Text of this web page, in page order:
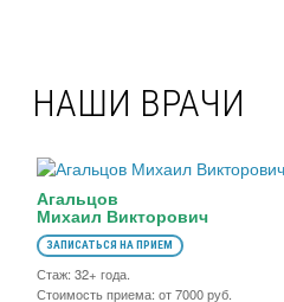
НАШИ ВРАЧИ
Агальцов
Михаил Викторович
ЗАПИСАТЬСЯ НА ПРИЕМ
Стаж: 32+ года.
Стоимость приема: от 7000 руб.